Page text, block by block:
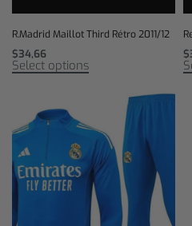
R.Madrid Maillot Third Rétro 2011/12
$34,66
Select options
$